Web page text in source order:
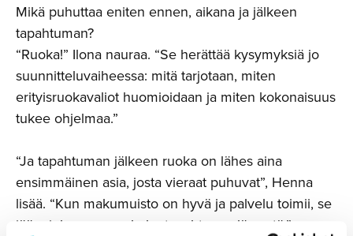
Mikä puhuttaa eniten ennen, aikana ja jälkeen
tapahtuman?
“Ruoka!” Ilona nauraa. “Se herättää kysymyksiä jo
suunnitteluvaiheessa: mitä tarjotaan, miten
erityisruokavaliot huomioidaan ja miten kokonaisuus
tukee ohjelmaa.”
“Ja tapahtuman jälkeen ruoka on lähes aina
ensimmäinen asia, josta vieraat puhuvat”, Henna
lisää. “Kun makumuisto on hyvä ja palvelu toimii, se
jää mieleen osana koko tapahtumaelämystä.”